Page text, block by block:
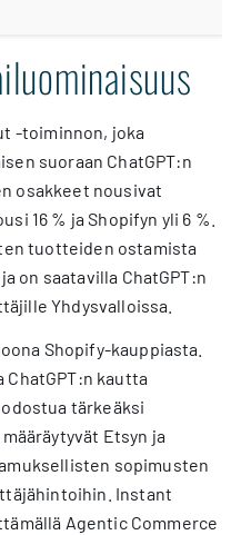
-toiminnon, joka
suoraan ChatGPT:n
osakkeet nousivat
16 % ja Shopifyn yli 6 %.
tuotteiden ostamista
on saatavilla ChatGPT:n
Yhdysvalloissa.
Shopify-kauppiasta.
kautta
tärkeäksi
Etsyn ja
sopimusten
Instant
Agentic Commerce